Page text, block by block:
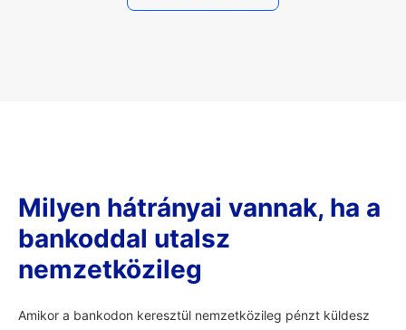
Milyen hátrányai vannak, ha a
bankoddal utalsz
nemzetközileg
Amikor a bankodon keresztül nemzetközileg pénzt küldesz